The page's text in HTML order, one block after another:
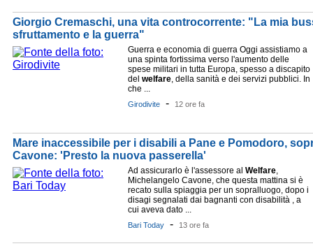
Giorgio Cremaschi, una vita controcorrente: "La mia
sfruttamento e la guerra"
Guerra e economia di guerra Oggi assistiamo a
una spinta fortissima verso l'aumento delle
spese militari in tutta Europa, spesso a discapito
del welfare, della sanità e dei servizi pubblici. In
che ...
Girodivite - 12 ore fa
Mare inaccessibile per i disabili a Pane e Pomodoro,
Cavone: 'Presto la nuova passerella'
Ad assicurarlo è l'assessore al Welfare,
Michelangelo Cavone, che questa mattina si è
recato sulla spiaggia per un sopralluogo, dopo i
disagi segnalati dai bagnanti con disabilità , a
cui aveva dato ...
Bari Today - 13 ore fa